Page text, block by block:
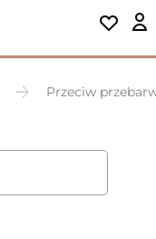
Przeciw